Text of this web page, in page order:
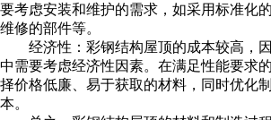
要考虑安装和维护的需求，如采用标准化
维修的部件等。
经济性：彩钢结构屋顶的成本较高，因
中需要考虑经济性因素。在满足性能要求
择价格低廉、易于获取的材料，同时优化
本。